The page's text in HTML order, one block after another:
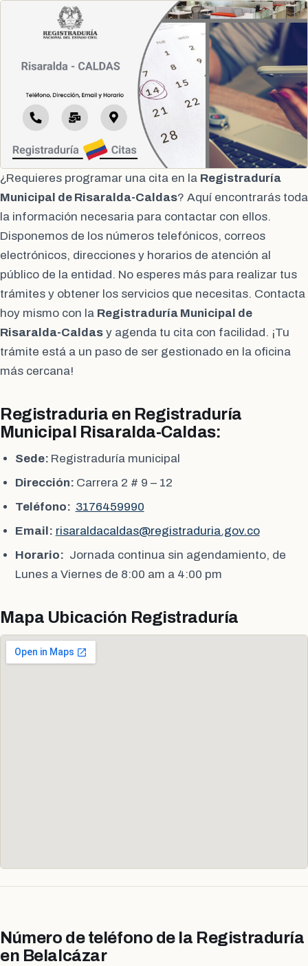
¿Requieres programar una cita en la Registraduría
Municipal de Risaralda-Caldas? Aquí encontrarás toda
la información necesaria para contactar con ellos.
Disponemos de los números telefónicos, correos
electrónicos, direcciones y horarios de atención al
público de la entidad. No esperes más para realizar tus
trámites y obtener los servicios que necesitas. Contacta
hoy mismo con la Registraduría Municipal de
Risaralda-Caldas y agenda tu cita con facilidad. ¡Tu
trámite está a un paso de ser gestionado en la oficina
más cercana!
Registraduria en Registraduría
Municipal Risaralda-Caldas:
Sede: Registraduría municipal
Dirección: Carrera 2 # 9 – 12
Teléfono: 3176459990
Email: risaraldacaldas@registraduria.gov.co
Horario: Jornada continua sin agendamiento, de
Lunes a Viernes de 8:00 am a 4:00 pm
Mapa Ubicación Registraduría
Número de teléfono de la Registraduría
en Belalcázar